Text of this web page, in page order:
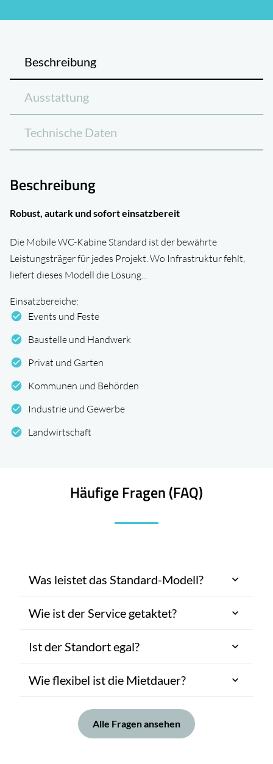
Beschreibung
Ausstattung
Technische Daten
Beschreibung
Robust, autark und sofort einsatzbereit
Die Mobile WC-Kabine Standard ist der bewährte
Leistungsträger für jedes Projekt. Wo Infrastruktur fehlt,
liefert dieses Modell die Lösung...
Einsatzbereiche:
check_circle Events und Feste
check_circle Baustelle und Handwerk
check_circle Privat und Garten
check_circle Kommunen und Behörden
check_circle Industrie und Gewerbe
check_circle Landwirtschaft
Häufige Fragen (FAQ)
Was leistet das Standard-Modell?
Wie ist der Service getaktet?
Ist der Standort egal?
Wie flexibel ist die Mietdauer?
Alle Fragen ansehen